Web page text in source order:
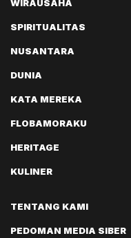
WIRAUSAHA
SPIRITUALITAS
NUSANTARA
DUNIA
KATA MEREKA
FLOBAMORAKU
HERITAGE
KULINER
TENTANG KAMI
PEDOMAN MEDIA SIBER